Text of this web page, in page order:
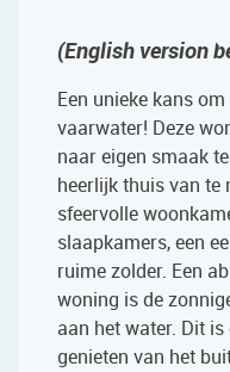
(English version
Een unieke kans
vaarwater! Deze
naar eigen smaak
heerlijk thuis van te
sfeervolle
slaapkamers, een
ruime zolder. Een
woning is de
aan het water. Dit
genieten van het